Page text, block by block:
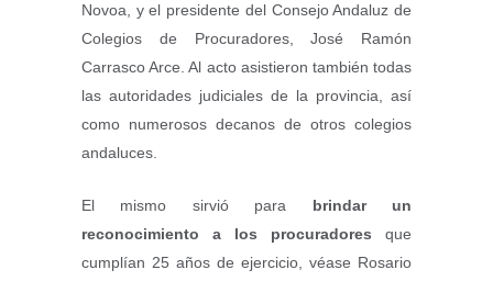
Novoa, y el presidente del Consejo Andaluz de
Colegios de Procuradores, José Ramón
Carrasco Arce. Al acto asistieron también todas
las autoridades judiciales de la provincia, así
como numerosos decanos de otros colegios
andaluces.
El mismo sirvió para brindar un
reconocimiento a los procuradores que
cumplían 25 años de ejercicio, véase Rosario